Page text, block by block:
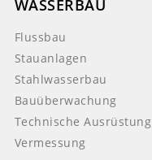
WASSERBAU
Flussbau
Stauanlagen
Stahlwasserbau
Bauüberwachung
Technische Ausrüstung
Vermessung